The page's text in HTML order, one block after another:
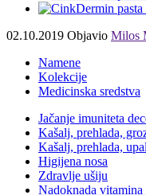
02.10.2019 Objavio Milos
Namene
Kolekcije
Medicinska sredstva
Jačanje imuniteta
Kašalj, prehlada,
Kašalj, prehlada,
Higijena nosa
Zdravlje ušiju
Nadoknada vitamina